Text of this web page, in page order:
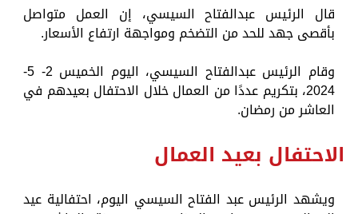
قال الرئيس عبدالفتاح السيسي، إن العمل متواصل
بأقصى جهد للحد من التضخم ومواجهة ارتفاع الأسعار.
وقام الرئيس عبدالفتاح السيسي، اليوم الخميس 2- 5-
2024، بتكريم عددًا من العمال خلال الاحتفال بعيدهم في
العاشر من رمضان.
الاحتفال بعيد العمال
ويشهد الرئيس عبد الفتاح السيسي اليوم، احتفالية عيد